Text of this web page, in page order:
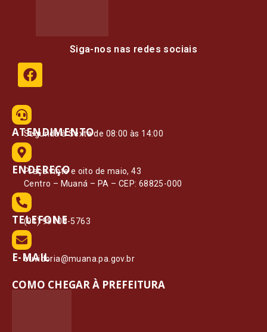
Siga-nos nas redes sociais
ATENDIMENTO
Segunda à Sexta de 08:00 às 14:00
ENDEREÇO
Praça vinte e oito de maio, 43
Centro – Muaná – PA – CEP: 68825-000
TELEFONE
(91) 99108-5763
E-MAIL
ouvidoria@muana.pa.gov.br
COMO CHEGAR À PREFEITURA